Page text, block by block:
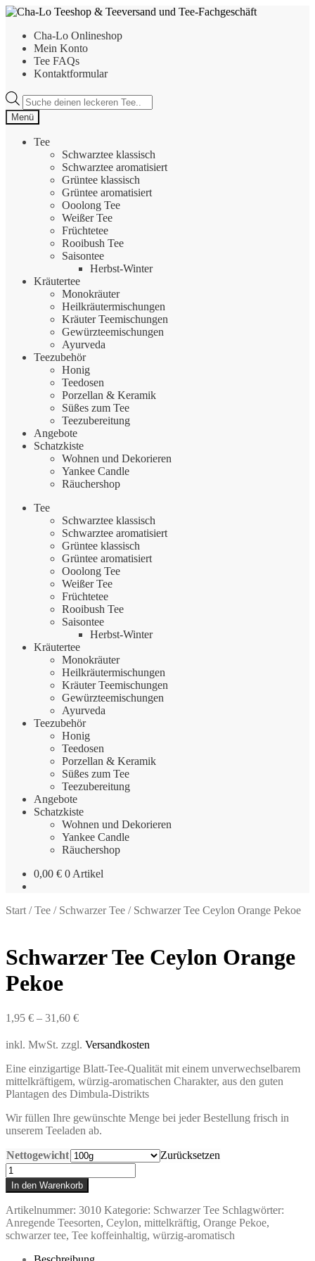
Zur
springen
Zum
springenCha-Lo Onlineshop
Mein Konto
Tee FAQs
Kontaktformular
Products
search
Menü
Tee
Schwarztee klassisch
Schwarztee aromatisiert
Grüntee klassisch
Grüntee aromatisiert
Ooolong Tee
Weißer Tee
Früchtetee
Rooibush Tee
Saisontee
Herbst-Winter
Kräutertee
Monokräuter
Heilkräutermischungen
Kräuter Teemischungen
Gewürzteemischungen
Ayurveda
Teezubehör
Honig
Teedosen
Porzellan & Keramik
Süßes zum Tee
Teezubereitung
Angebote
Schatzkiste
Wohnen und Dekorieren
Yankee Candle
Räuchershop
Tee
Schwarztee klassisch
Schwarztee aromatisiert
Grüntee klassisch
Grüntee aromatisiert
Ooolong Tee
Weißer Tee
Früchtetee
Rooibush Tee
Saisontee
Herbst-Winter
Kräutertee
Monokräuter
Heilkräutermischungen
Kräuter Teemischungen
Gewürzteemischungen
Ayurveda
Teezubehör
Honig
Teedosen
Porzellan & Keramik
Süßes zum Tee
Teezubereitung
Angebote
Schatzkiste
Wohnen und Dekorieren
Yankee Candle
Räuchershop
0,00 € 0 Artikel
Start /Tee / Schwarzer Tee / Schwarzer Tee Ceylon Orange Pekoe
Schwarzer Tee Ceylon Orange
Pekoe
1,95 € – 31,60 €
inkl. MwSt. zzgl. Versandkosten
Eine einzigartige Blatt-Tee-Qualität mit einem unverwechselbarem
mittelkräftigem, würzig-aromatischen Charakter, aus den guten
Plantagen des Dimbula-Distrikts
Wir füllen Ihre gewünschte Menge bei jeder Bestellung frisch in
unserem Teeladen ab.
Nettogewicht
Zurücksetzen
Schwarzer
Tee
Ceylon
Orange
Pekoe
Menge
In den Warenkorb
Artikelnummer: 3010 Kategorie: Schwarzer Tee Schlagwörter:
Anregende Teesorten, Ceylon, mittelkräftig, Orange Pekoe,
schwarzer tee, Tee koffeinhaltig, würzig-aromatisch